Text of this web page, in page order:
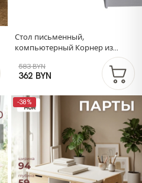
Стол письменный,
компьютерный Корнер из
583 BYN
362 BYN
-38%